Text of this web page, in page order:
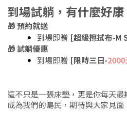
到場試躺，有什麼好康
🎁 預約就送
到場即贈 [超級擦拭布-M
🎁 試躺優惠
到場即贈 [限時三日-
這不只是一張床墊，更是你每天
成為我們的島民，期待與大家見面